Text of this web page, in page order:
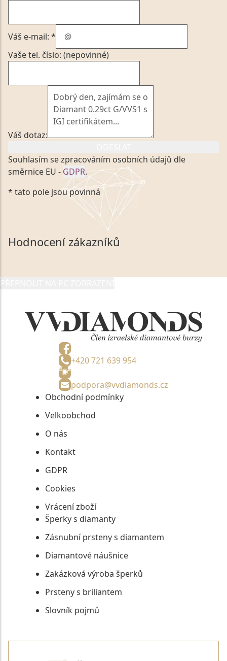
Váš e-mail: *
Vaše tel. číslo: (nepovinné)
Váš dotaz:
Souhlasím se zpracováním osobních údajů dle
směrnice EU - GDPR.
Kliknutím na výše uvedený odkaz, v souladu se
zákonem č. 101/2000 Sb. v platném znění výslovně
souhlasím se zpracováním a uchováním veškerých
mých osobních údajů, které poskytuji prostřednictvím
společnosti VVDiamonds s.r.o., IČO: 05892481. Tyto
údaje poskytuji společnosti VVDiamonds s.r.o., IČO:
* tato pole jsou povinná
Hodnocení zákazníků
+420 721 639 954
podpora@vvdiamonds.cz
Obchodní podmínky
Velkoobchod
O nás
Kontakt
GDPR
Cookies
Vrácení zboží
Šperky s diamanty
Zásnubní prsteny s diamantem
Diamantové náušnice
Zakázková výroba šperků
Prsteny s briliantem
Slovník pojmů